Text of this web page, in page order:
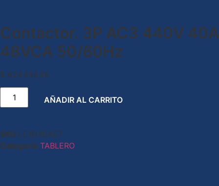
Contactor. 3P AC3 440V 40A
48VCA 50/60Hz
$ 624.484,80
AÑADIR AL CARRITO
SKU LC1D40AE7
Categoría TABLERO